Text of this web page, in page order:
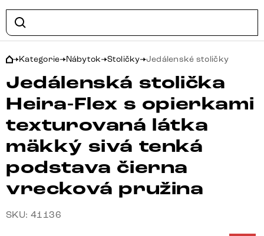
Kategorie Nábytok Stoličky Jedálenské stoličky
Jedálenská stolička
Heira-Flex s opierkami
texturovaná látka
mäkký sivá tenká
podstava čierna
vrecková pružina
SKU: 41136